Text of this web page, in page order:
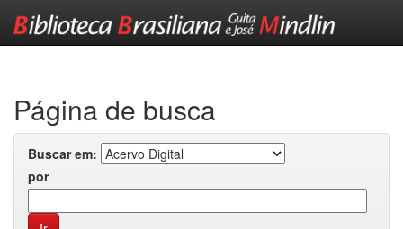
Página de busca
Buscar em:
por